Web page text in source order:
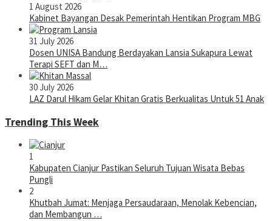
1 August 2026
Kabinet Bayangan Desak Pemerintah Hentikan Program MBG
31 July 2026
Dosen UNISA Bandung Berdayakan Lansia Sukapura Lewat
Terapi SEFT dan M…
30 July 2026
LAZ Darul Hikam Gelar Khitan Gratis Berkualitas Untuk 51 Anak
Trending This Week
1
Kabupaten Cianjur Pastikan Seluruh Tujuan Wisata Bebas
Pungli
2
Khutbah Jumat: Menjaga Persaudaraan, Menolak Kebencian,
dan Membangun …